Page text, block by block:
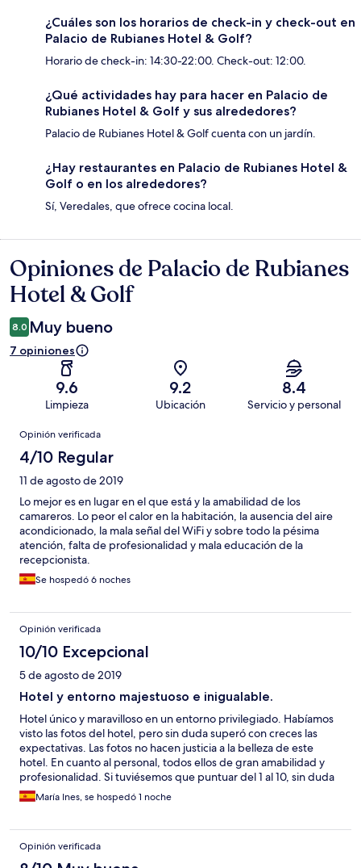
¿Cuáles son los horarios de check-in y check-out en
Palacio de Rubianes Hotel & Golf?
Horario de check-in: 14:30-22:00. Check-out: 12:00.
¿Qué actividades hay para hacer en Palacio de
Rubianes Hotel & Golf y sus alrededores?
Palacio de Rubianes Hotel & Golf cuenta con un jardín.
¿Hay restaurantes en Palacio de Rubianes Hotel &
Golf o en los alrededores?
Sí, Veredales, que ofrece cocina local.
Opiniones
Opiniones de Palacio de Rubianes
Hotel & Golf
8.0 Muy bueno
7 opiniones
9.6
Limpieza
9.2
Ubicación
8.4
Servicio y personal
Opiniones
Opinión verificada
4/10 Regular
11 de agosto de 2019
Lo mejor es en lugar en el que está y la amabilidad de los
camareros. Lo peor el calor en la habitación, la ausencia del aire
acondicionado, la mala señal del WiFi y sobre todo la pésima
atención, falta de profesionalidad y mala educación de la
recepcionista.
Se hospedó 6 noches
Opinión verificada
10/10 Excepcional
5 de agosto de 2019
Hotel y entorno majestuoso e inigualable.
Hotel único y maravilloso en un entorno privilegiado. Habíamos
visto las fotos del hotel, pero sin duda superó con creces las
expectativas. Las fotos no hacen justicia a la belleza de este
hotel. En cuanto al personal, todos ellos de gran amabilidad y
profesionalidad. Si tuviésemos que puntuar del 1 al 10, sin duda
le daríamos un 20. Pronto volveremos para poder disfrutar más
de la belleza de este hotel.
María Ines, se hospedó 1 noche
Opinión verificada